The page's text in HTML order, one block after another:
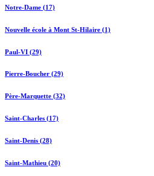
Notre-Dame (17)
Nouvelle école à Mont St-Hilaire (1)
Paul-VI (29)
Pierre-Boucher (29)
Père-Marquette (32)
Saint-Charles (17)
Saint-Denis (28)
Saint-Mathieu (20)